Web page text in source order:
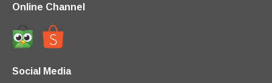
Online Channel
Social Media